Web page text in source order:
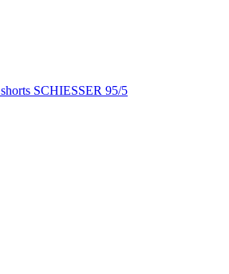
shorts SCHIESSER 95/5